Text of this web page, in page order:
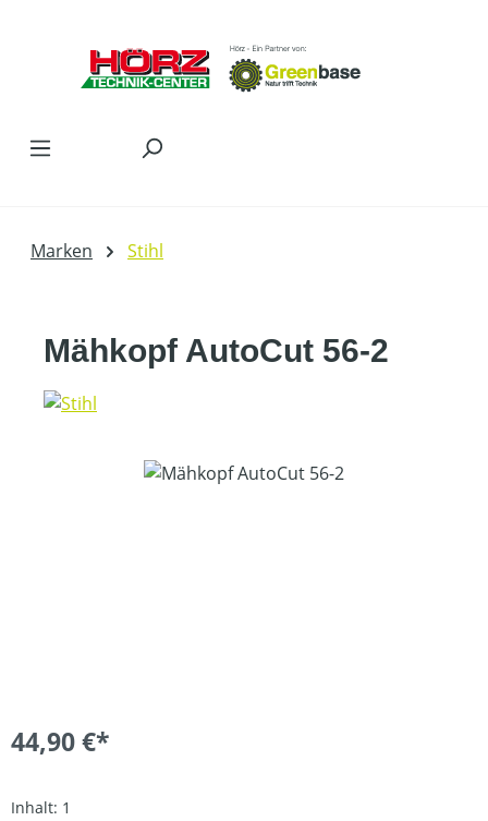
Marken Stihl
Mähkopf AutoCut 56-2
Bildergalerie überspringen
44,90 €*
Inhalt: 1